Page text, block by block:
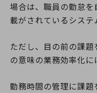
場合は、職員の勤怠
載がされているシステ
ただし、目の前の課
の意味の業務効率化に
勤務時間の管理に課